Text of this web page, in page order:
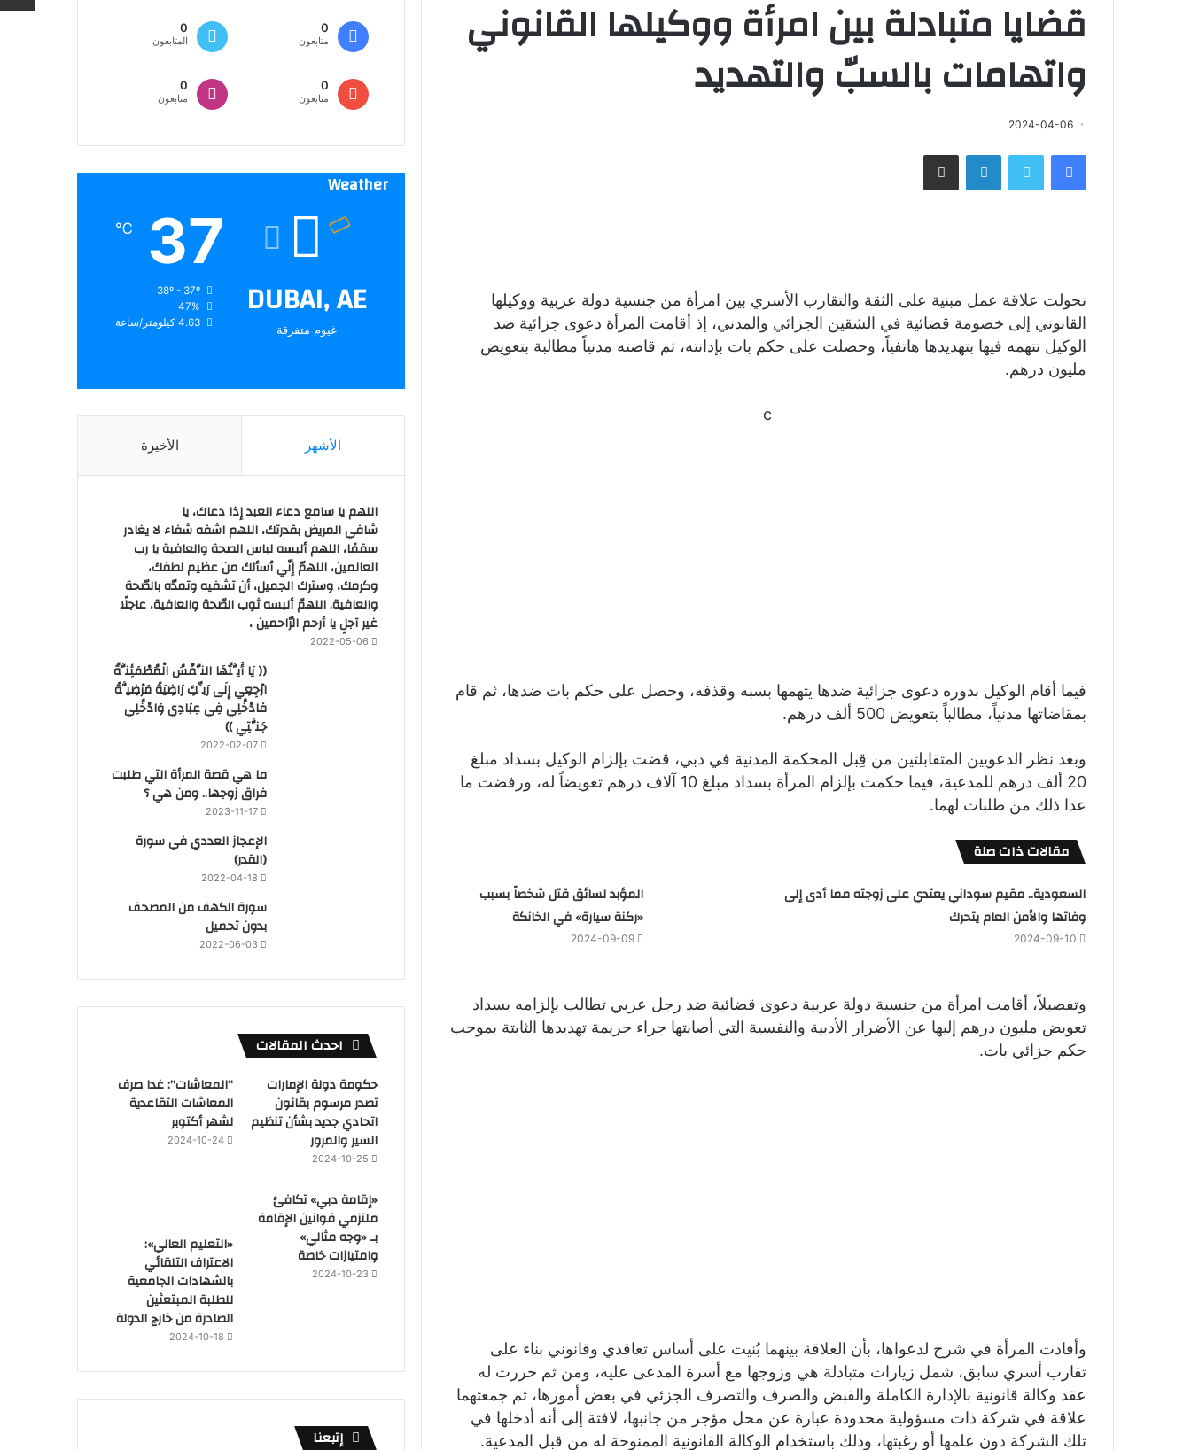
قضايا متبادلة بين امرأة ووكيلها القانوني
واتهامات بالسبّ والتهديد
2024-04-06
فيسبوك تويتر لينكدإن مشاركة عبر البريد
تحولت علاقة عمل مبنية على الثقة والتقارب الأسري بين امرأة من جنسية دولة عربية ووكيلها
القانوني إلى خصومة قضائية في الشقين الجزائي والمدني، إذ أقامت المرأة دعوى جزائية ضد
الوكيل تتهمه فيها بتهديدها هاتفياً، وحصلت على حكم بات بإدانته، ثم قاضته مدنياً مطالبة بتعويض
مليون درهم.
c
فيما أقام الوكيل بدوره دعوى جزائية ضدها يتهمها بسبه وقذفه، وحصل على حكم بات ضدها، ثم قام
بمقاضاتها مدنياً، مطالباً بتعويض 500 ألف درهم.
وبعد نظر الدعويين المتقابلتين من قِبل المحكمة المدنية في دبي، قضت بإلزام الوكيل بسداد مبلغ
20 ألف درهم للمدعية، فيما حكمت بإلزام المرأة بسداد مبلغ 10 آلاف درهم تعويضاً له، ورفضت ما
عدا ذلك من طلبات لهما.
مقالات ذات صلة
السعودية.. مقيم سوداني يعتدي على زوجته مما أدى إلى
وفاتها والأمن العام يتحرك
2024-09-10
المؤبد لسائق قتل شخصاً بسبب
«ركنة سيارة» في الخانكة
2024-09-09
وتفصيلاً، أقامت امرأة من جنسية دولة عربية دعوى قضائية ضد رجل عربي تطالب بإلزامه بسداد
تعويض مليون درهم إليها عن الأضرار الأدبية والنفسية التي أصابتها جراء جريمة تهديدها الثابتة بموجب
حكم جزائي بات.
وأفادت المرأة في شرح لدعواها، بأن العلاقة بينهما بُنيت على أساس تعاقدي وقانوني بناء على
تقارب أسري سابق، شمل زيارات متبادلة هي وزوجها مع أسرة المدعى عليه، ومن ثم حررت له
عقد وكالة قانونية بالإدارة الكاملة والقبض والصرف والتصرف الجزئي في بعض أمورها، ثم جمعتهما
علاقة في شركة ذات مسؤولية محدودة عبارة عن محل مؤجر من جانبها، لافتة إلى أنه أدخلها في
تلك الشركة دون علمها أو رغبتها، وذلك باستخدام الوكالة القانونية الممنوحة له من قبل المدعية.
0
متابعون
0
المتابعون
0
متابعون
0
متابعون
Weather
DUBAI, AE
غيوم متفرقة
37
℃
38º - 37º
47%
4.63 كيلومتر/ساعة
الأشهر الأخيرة
اللهم يا سامع دعاء العبد إذا دعاك، يا
شافي المريض بقدرتك، اللهم اشفه شفاء لا يغادر
سقمًا، اللهم ألبسه لباس الصحة والعافية يا رب
العالمين، اللهمّ إنّي أسألك من عظيم لطفك،
وكرمك، وسترك الجميل، أن تشفيه وتمدّه بالصّحة
والعافية. اللهمّ ألبسه ثوب الصّحة والعافية، عاجلًا
غير آجلٍ يا أرحم الرّاحمين ،
2022-05-06
(( يَا أَيَّتُهَا النَّفْسُ الْمُطْمَئِنَّةُ
ارْجِعِي إِلَى رَبِّكِ رَاضِيَةً مَرْضِيَّةً
فَادْخُلِي فِي عِبَادِي وَادْخُلِي
جَنَّتِي ))
2022-02-07
ما هي قصة المرأة التي طلبت
فراق زوجها.. ومن هي ؟
2023-11-17
‏الإعجاز العددي في سورة
(القدر)
2022-04-18
سورة الكهف من المصحف
بدون تحميل
2022-06-03
احدث المقالات
حكومة دولة الإمارات
تصدر مرسوم بقانون
اتحادي جديد بشأن تنظيم
السير والمرور
2024-10-25
“المعاشات”: غدا صرف
المعاشات التقاعدية
لشهر أكتوبر
2024-10-24
«إقامة دبي» تكافئ
ملتزمي قوانين الإقامة
بـ «وجه مثالي»
وامتيازات خاصة
2024-10-23
«التعليم العالي»:
الاعتراف التلقائي
بالشهادات الجامعية
للطلبة المبتعثين
الصادرة من خارج الدولة
2024-10-18
إتبعنا